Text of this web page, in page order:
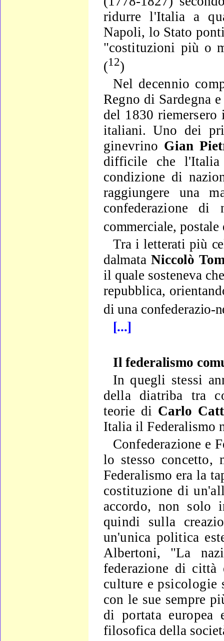
ridurre l'Italia a
Napoli, lo Stato
"costituzioni più o
(12)
Nel decennio
Regno di Sardegna
del 1830
italiani. Uno dei
ginevrino Gian
difficile che
condizione di
raggiungere una
confede­razione
commerciale, postale
Tra i letterati più
dalmataNiccolò
il quale so­steneva
repubblica,
di una confederazio-
[...]
Il federalismo
In quegli stessi
della diatriba tra
teorie di Carlo
Italia il Federalismo
Confederazione e
lo stesso concetto,
Federalismo era la
costituzione di
accordo, non
quindi sulla
un'unica politica
Albertoni, "La
federazione di città
culture e
con le sue sempre
diportata europea
filosofica della